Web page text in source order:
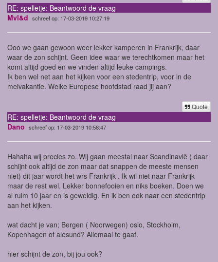
RE: spelletje: Beantwoord de vraag
Mvl&d schreef op: 17-03-2019 10:27:19
Ooo we gaan gewoon weer lekker kamperen in Frankrijk, daar
waar de zon schijnt. Geen idee waar we terechtkomen maar het
komt altijd goed en we vinden altijd leuke campings.
Ik ben wel net aan het kijken voor een stedentrip, voor in de
meivakantie. Welke Europese hoofdstad raad jij aan?
Quote
RE: spelletje: Beantwoord de vraag
Dano schreef op: 17-03-2019 10:58:47
Hahaha wij precies zo. Wij gaan meestal naar Scandinavië ( daar
schijnt ook altijd de zon maar dat snappen de meeste mensen
niet) dit jaar wordt het wrs Frankrijk . Ik wil niet naar Frankrijk
maar de rest wel. Lekker bonnefooien en niks boeken. Doen we
al ruim 10 jaar en is geweldig. En ik ben ook naar een stedentrip
aan het kijken.
wat dacht je van; Bergen ( Noorwegen) oslo, Stockholm,
Kopenhagen of alesund? Allemaal te gaaf.
hier schijnt de zon, bij jou ook?